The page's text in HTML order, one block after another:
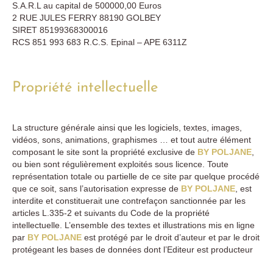
S.A.R.L au capital de 500000,00 Euros
2 RUE JULES FERRY 88190 GOLBEY
SIRET 85199368300016
RCS 851 993 683 R.C.S. Epinal – APE 6311Z
Propriété intellectuelle
La structure générale ainsi que les logiciels, textes, images,
vidéos, sons, animations, graphismes … et tout autre élément
composant le site sont la propriété exclusive de BY POLJANE
ou bien sont régulièrement exploités sous licence. Toute
représentation totale ou partielle de ce site par quelque procédé
que ce soit, sans l’autorisation expresse de BY POLJANE , est
interdite et constituerait une contrefaçon sanctionnée par les
articles L.335-2 et suivants du Code de la propriété
intellectuelle. L’ensemble des textes et illustrations mis en ligne
par BY POLJANE est protégé par le droit d’auteur et par le droit
protégeant les bases de données dont l’Editeur est producteur